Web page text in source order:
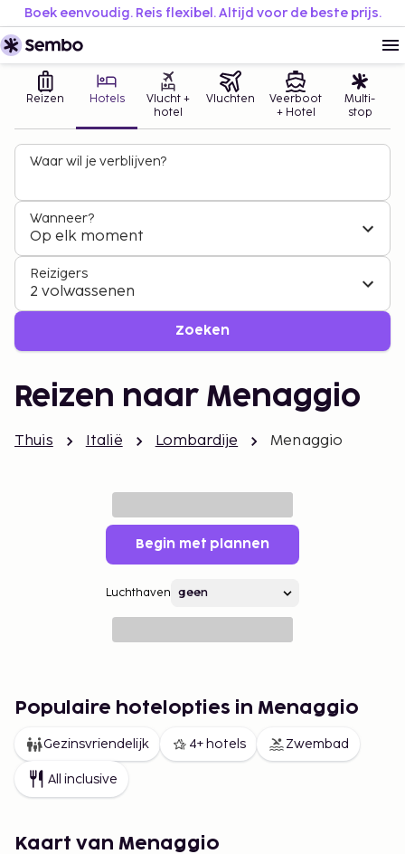
Boek eenvoudig. Reis flexibel. Altijd voor de beste prijs.
Reizen Hotels
Vlucht +
hotel
Vluchten
Veerboot
+ Hotel
Multi-
stop
Waar wil je verblijven?
Wanneer?
Op elk moment
Reizigers
2 volwassenen
Zoeken
Reizen naar Menaggio
Thuis Italië Lombardije Menaggio
Begin met plannen
Luchthaven
Populaire hotelopties in Menaggio
Gezinsvriendelijk 4+ hotels Zwembad
All inclusive
Kaart van Menaggio